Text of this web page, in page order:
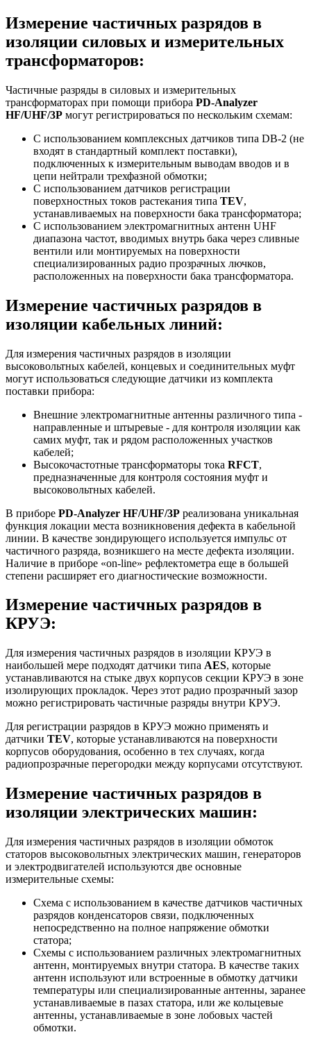
Измерение частичных разрядов в
изоляции силовых и измерительных
трансформаторов:
Частичные разряды в силовых и измерительных
трансформаторах при помощи прибора PD-Analyzer
HF/UHF/3P могут регистрироваться по нескольким схемам:
С использованием комплексных датчиков типа DB-2 (не
входят в стандартный комплект поставки),
подключенных к измерительным выводам вводов и в
цепи нейтрали трехфазной обмотки;
С использованием датчиков регистрации
поверхностных токов растекания типа TEV,
устанавливаемых на поверхности бака трансформатора;
С использованием электромагнитных антенн UHF
диапазона частот, вводимых внутрь бака через сливные
вентили или монтируемых на поверхности
специализированных радио прозрачных лючков,
расположенных на поверхности бака трансформатора.
Измерение частичных разрядов в
изоляции кабельных линий:
Для измерения частичных разрядов в изоляции
высоковольтных кабелей, концевых и соединительных муфт
могут использоваться следующие датчики из комплекта
поставки прибора:
Внешние электромагнитные антенны различного типа -
направленные и штыревые - для контроля изоляции как
самих муфт, так и рядом расположенных участков
кабелей;
Высокочастотные трансформаторы тока RFCT,
предназначенные для контроля состояния муфт и
высоковольтных кабелей.
В приборе PD-Analyzer HF/UHF/3P реализована уникальная
функция локации места возникновения дефекта в кабельной
линии. В качестве зондирующего используется импульс от
частичного разряда, возникшего на месте дефекта изоляции.
Наличие в приборе «on-line» рефлектометра еще в большей
степени расширяет его диагностические возможности.
Измерение частичных разрядов в
КРУЭ:
Для измерения частичных разрядов в изоляции КРУЭ в
наибольшей мере подходят датчики типа AES, которые
устанавливаются на стыке двух корпусов секции КРУЭ в зоне
изолирующих прокладок. Через этот радио прозрачный зазор
можно регистрировать частичные разряды внутри КРУЭ.
Для регистрации разрядов в КРУЭ можно применять и
датчики TEV, которые устанавливаются на поверхности
корпусов оборудования, особенно в тех случаях, когда
радиопрозрачные перегородки между корпусами отсутствуют.
Измерение частичных разрядов в
изоляции электрических машин:
Для измерения частичных разрядов в изоляции обмоток
статоров высоковольтных электрических машин, генераторов
и электродвигателей используются две основные
измерительные схемы:
Схема с использованием в качестве датчиков частичных
разрядов конденсаторов связи, подключенных
непосредственно на полное напряжение обмотки
статора;
Схемы с использованием различных электромагнитных
антенн, монтируемых внутри статора. В качестве таких
антенн используют или встроенные в обмотку датчики
температуры или специализированные антенны, заранее
устанавливаемые в пазах статора, или же кольцевые
антенны, устанавливаемые в зоне лобовых частей
обмотки.